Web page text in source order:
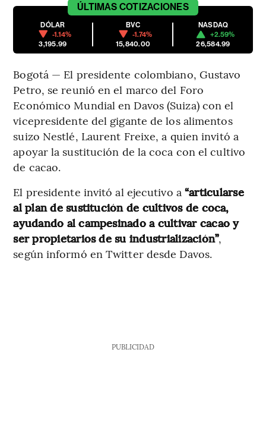
ÚLTIMAS COTIZACIONES
DÓLAR
-1.14%
3,195.99
BVC
-1.74%
15,840.00
NASDAQ
+2.59%
26,584.99
Bogotá — El presidente colombiano, Gustavo
Petro, se reunió en el marco del Foro
Económico Mundial en Davos (Suiza) con el
vicepresidente del gigante de los alimentos
suizo Nestlé, Laurent Freixe, a quien invitó a
apoyar la sustitución de la coca con el cultivo
de cacao.
El presidente invitó al ejecutivo a “articularse
al plan de sustitución de cultivos de coca,
ayudando al campesinado a cultivar cacao y
ser propietarios de su industrialización”,
según informó en Twitter desde Davos.
PUBLICIDAD